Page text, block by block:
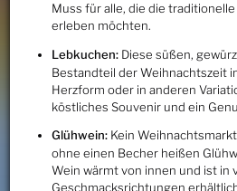
Muss für alle, die die
erleben möchten.
Lebkuchen:Diese süßen,
Bestandteil der Weihnachtszeit
Herzform oder in anderen
köstliches Souvenir und ein
Glühwein:Kein
ohne einen Becher heißen
Wein wärmt von innen und ist in
Geschmacksrichtungen